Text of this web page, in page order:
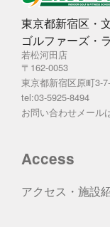
東京都新宿区・
ゴルファーズ・
若松河田店
〒162-0053
東京都新宿区原町3-
tel:03-5925-8494
お問い合わせメール
Access
アクセス・施設